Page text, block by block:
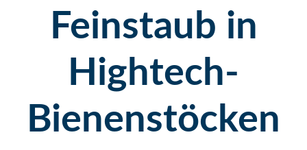
Feinstaub in
Hightech-
Bienenstöcken